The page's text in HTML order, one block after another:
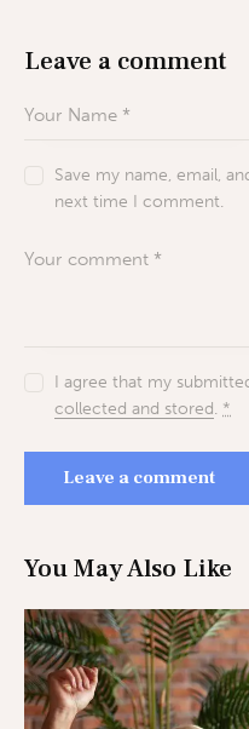
Leave a comment
Save my name, email,
next time I comment.
I agree that my
collected and stored. *
You May Also Like